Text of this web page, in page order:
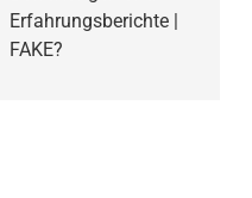
Erfahrungsberichte |
FAKE?